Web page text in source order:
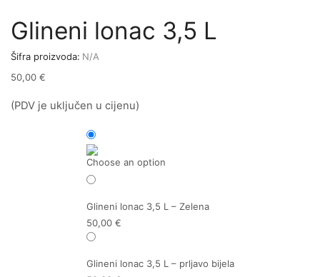
Glineni lonac 3,5 L
Šifra proizvoda: N/A
50,00 €
(PDV je uključen u cijenu)
Choose an option
Glineni lonac 3,5 L – Zelena
50,00 €
Glineni lonac 3,5 L – prljavo bijela